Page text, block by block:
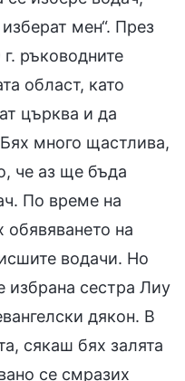
мен“. През
ръководните
област, като
църква и да
много щастлива,
че аз ще бъда
По време на
обявяването на
водачи. Но
избрана сестра Лиу
дякон. В
сякаш бях залята
се смразих